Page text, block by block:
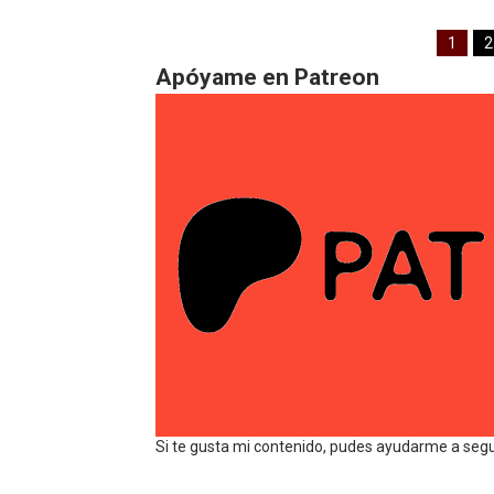
1 2
Apóyame en Patreon
Si te gusta mi contenido, pudes ayudarme a